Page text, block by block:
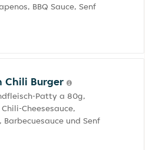
BBQ Sauce, Senf
Chili Burger
Patty a 80g,
Cheesesauce,
Barbecuesauce und Senf